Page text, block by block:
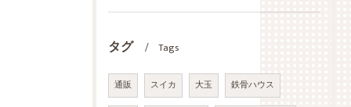
タグ Tags
通販 スイカ 大玉 鉄骨ハウス